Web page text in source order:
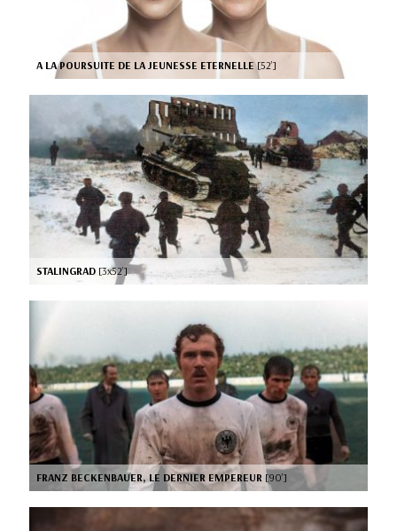
A LA POURSUITE DE LA JEUNESSE ETERNELLE[52’]
STALINGRAD [3x52’]
FRANZ BECKENBAUER, LE DERNIER EMPEREUR [90’]